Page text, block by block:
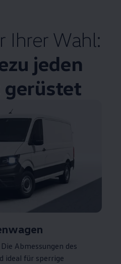
Ihrer Wahl:
jeden
gerüstet
Abmessungen des
ideal für sperrige